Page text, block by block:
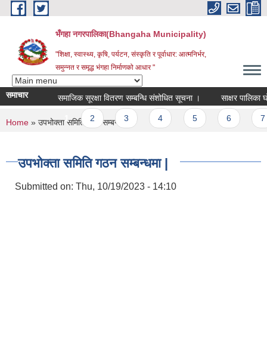
Skip to main content
भँगहा नगरपालिका(Bhangaha Municipality)
"शिक्षा, स्वास्थ्य, कृषि, पर्यटन, संस्कृति र पूर्वाधार: आत्मनिर्भर,
समुन्नत र समृद्ध भंगहा निर्माणको आधार "
समाचार समाजिक सूरक्षा वितरण सम्बन्धि संशोधित सूचना । साक्षर पालिका
Pages
1 2 3
You are here
Home » उपभोक्ता समिति गठन सम्बन्धमा |
उपभोक्ता समिति गठन सम्बन्धमा |
Submitted on: Thu, 10/19/2023 - 14:10